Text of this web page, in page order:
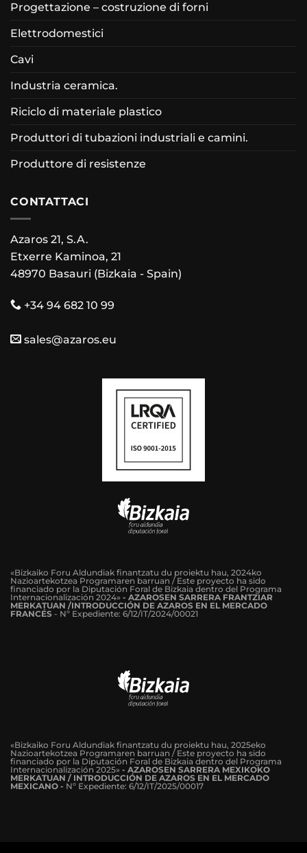
Progettazione – costruzione di forni
Elettrodomestici
Cavi
Industria ceramica.
Riciclo di materiale plastico
Produttori di tubazioni industriali e camini.
Produttore di resistenze
CONTATTACI
Azaros 21, S.A.
Etxerre Kaminoa, 21
48970 Basauri (Bizkaia - Spain)
+34 94 682 10 99
sales@azaros.eu
«Bizkaiko Foru Aldundiak finantzatu du proiektu hau, 2024ko
Nazioartekotzea Programaren barruan / Este proyecto ha sido
financiado por la Diputación Foral de Bizkaia dentro del Programa
Internacionalización 2024» - AZAROSEN SARRERA FRANTZIAR
MERKATUAN /INTRODUCCIÓN DE AZAROS EN EL MERCADO
FRANCÉS - Nº Expediente: 6/12/IT/2024/00021
«Bizkaiko Foru Aldundiak finantzatu du proiektu hau, 2025eko
Nazioartekotzea Programaren barruan / Este proyecto ha sido
financiado por la Diputación Foral de Bizkaia dentro del Programa
Internacionalización 2025» - AZAROSEN SARRERA MEXIKOKO
MERKATUAN / INTRODUCCIÓN DE AZAROS EN EL MERCADO
MEXICANO - Nº Expediente: 6/12/IT/2025/00017